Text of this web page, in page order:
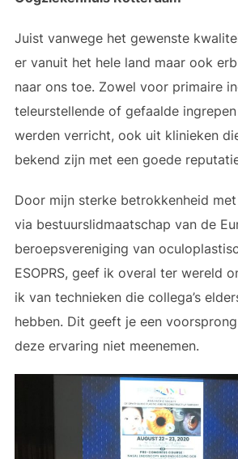
Juist vanwege het gewenste
er vanuit het hele land maar ook
naar ons toe. Zowel voor primaire
teleurstellende of gefaalde
werden verricht, ook uit klinieken
bekend zijn met een goede
Door mijn sterke betrokkenheid
via bestuurslidmaatschap van de
beroepsvereniging van
ESOPRS, geef ik overal ter wereld
ik van technieken die collega’s
hebben. Dit geeft je een
deze ervaring niet meenemen.